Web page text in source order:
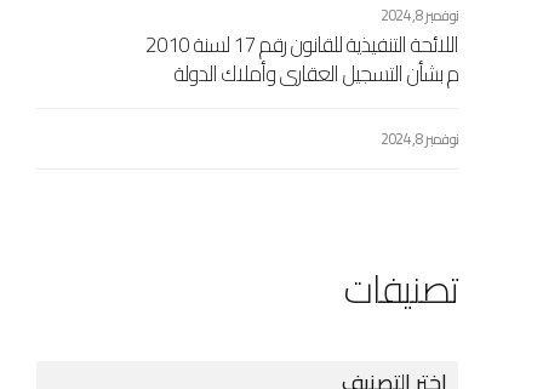
مسيحي
نوفمبر 8, 2024
اللائحة التنفيذية للقانون رقم 17 لسنة 2010
م بشأن التسجيل العقاري وأملاك الدولة
433 لسنة 2010 م
نوفمبر 8, 2024
تصنيفات